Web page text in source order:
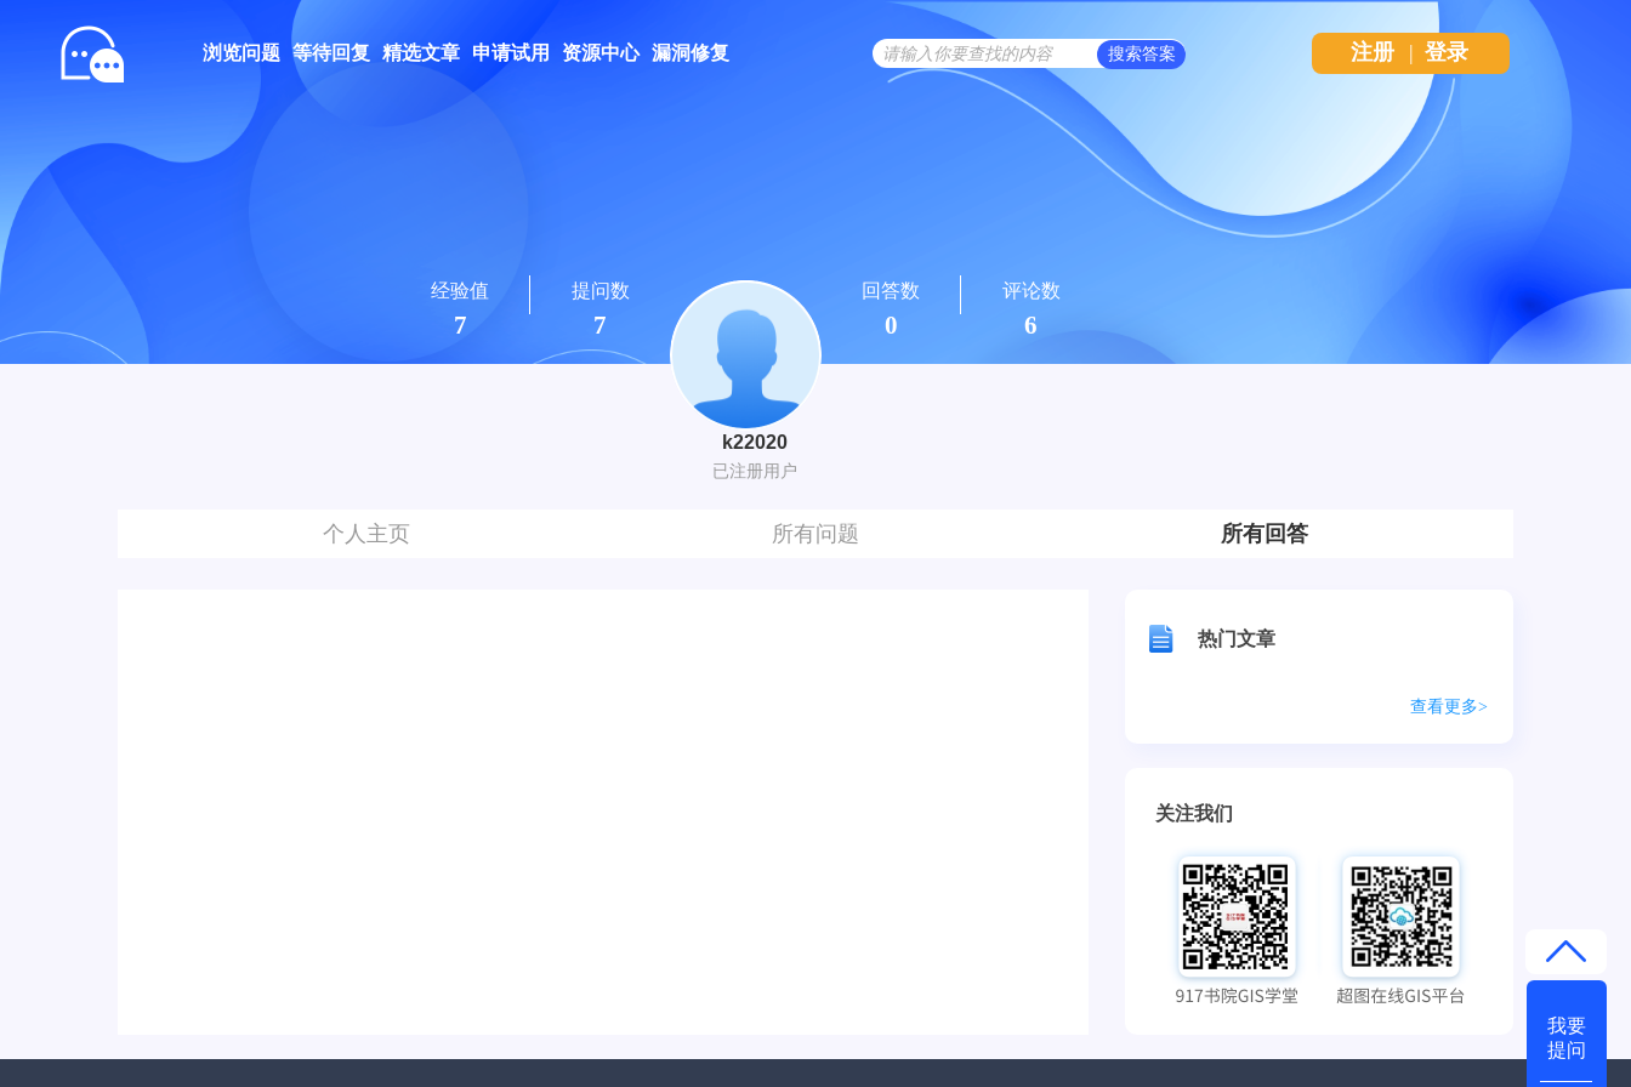
经验值
7
提问数
7
回答数
0
评论数
6
k22020
已注册用户
个人主页 所有问题 所有回答
浏览问题 等待回复 精选文章 申请试用 资源中心 漏洞修复 注册 | 登录
我要
提问
热门文章
查看更多>
关注我们